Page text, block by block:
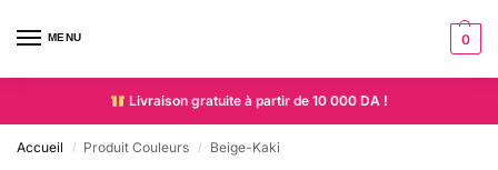
MENU 0
Livraison gratuite à partir de 10 000 DA !
Accueil / Produit Couleurs / Beige-Kaki